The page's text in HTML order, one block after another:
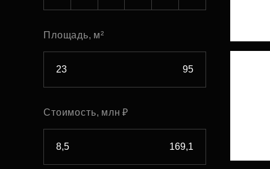
Площадь, м²
Стоимость, млн ₽